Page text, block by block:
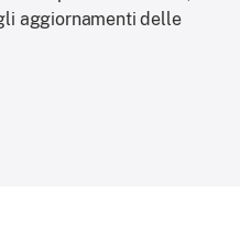
aggiornamenti delle